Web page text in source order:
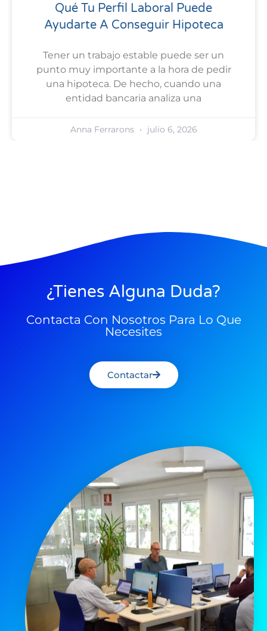
Qué Tu Perfil Laboral Puede
Ayudarte A Conseguir Hipoteca
Tener un trabajo estable puede ser un
punto muy importante a la hora de pedir
una hipoteca. De hecho, cuando una
entidad bancaria analiza una
Anna Ferrarons julio 6, 2026
¿Tienes Alguna Duda?
Contacta Con Nosotros Para Lo Que
Necesites
Contactar